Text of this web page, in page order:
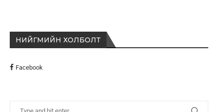
НИЙГМИЙН ХОЛБОЛТ
Facebook